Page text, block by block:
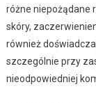
różne niepożądane
skóry,
również
szczególnie przy
nieodpowiedniej